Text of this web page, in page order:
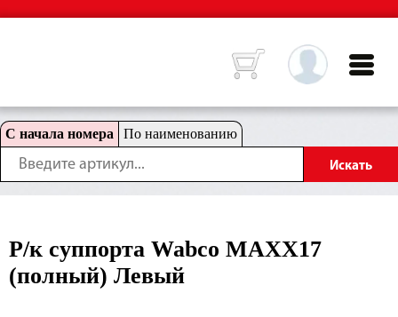
С начала номера По наименованию
Р/к суппорта Wabco MAXX17
(полный) Левый